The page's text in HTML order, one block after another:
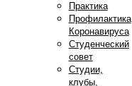
Практика
Профилактика
Коронавируса
Студенческий
совет
Студии,
клубы,